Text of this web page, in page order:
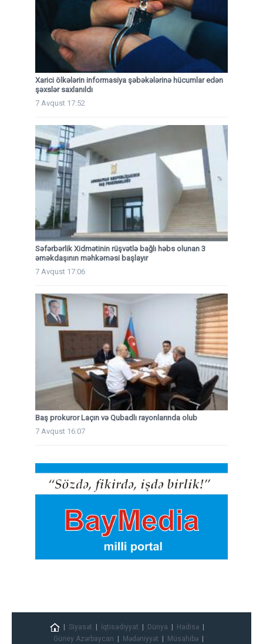
Xarici ölkələrin informasiya şəbəkələrinə hücumlar edən
şəxslər saxlanıldı
7 Avqust 17:52
Səfərbərlik Xidmətinin rüşvətlə bağlı həbs olunan 3
əməkdaşının məhkəməsi başlayır
7 Avqust 17:06
Baş prokuror Laçın və Qubadlı rayonlarında olub
7 Avqust 16:07
Siyasət İqtisadiyyat Dünya
Hadisə
Güney Azərbaycan
Mədəniyyət Müsahibə